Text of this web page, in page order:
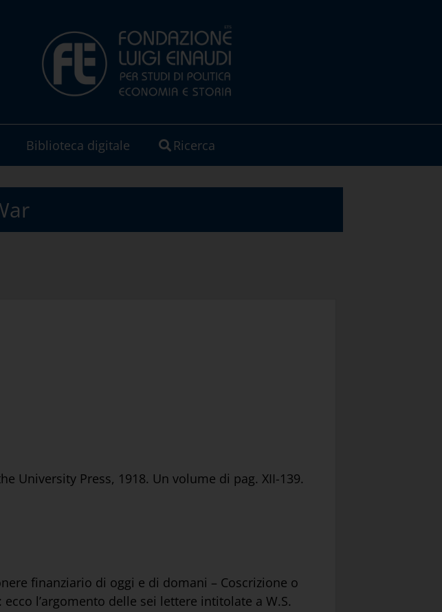
Biblioteca digitale Ricerca
University Press, 1918. Un volume di pag. XII-139.
finanziario di oggi e di domani – Coscrizione o
l’argomento delle sei lettere intitolate a W.S.